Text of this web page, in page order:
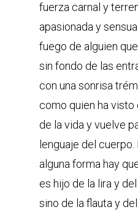
fuerza carnal y
apasionada y
fuego de alguien
sin fondo de las
con una sonrisa
como quien ha
de la vida y vuelve
lenguaje del cuerpo.
alguna forma hay
es hijo de la lira y
sino de la flauta y